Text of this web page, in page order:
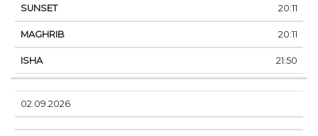
20:11
20:11
21:50
02.09.2026